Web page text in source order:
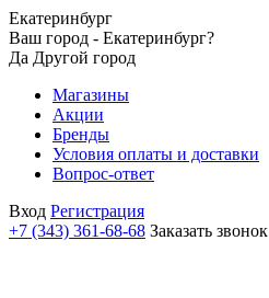
Екатеринбург
Ваш город - Екатеринбург?
Да Другой город
Магазины
Акции
Бренды
Условия оплаты и доставки
Вопрос-ответ
Вход Регистрация
+7 (343) 361-68-68 Заказать звонок